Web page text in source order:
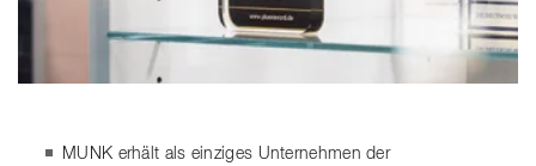
MUNK erhält als einziges Unternehmen der